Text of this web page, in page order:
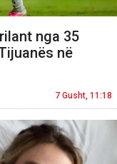
nga 35
në
7 Gusht, 11:18